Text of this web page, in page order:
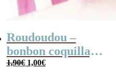
Roudoudou –
bonbon coquillage
x 5
1,90€ Le
prix
1,00€Le
prix